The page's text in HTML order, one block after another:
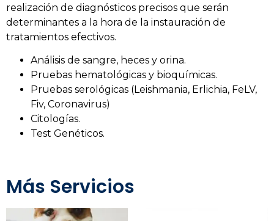
realización de diagnósticos precisos que serán
determinantes a la hora de la instauración de
tratamientos efectivos.
Análisis de sangre, heces y orina.
Pruebas hematológicas y bioquímicas.
Pruebas serológicas (Leishmania, Erlichia, FeLV,
Fiv, Coronavirus)
Citologías.
Test Genéticos.
Más Servicios